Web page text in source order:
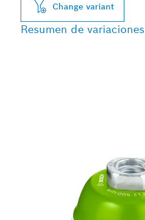
Change variant
Resumen de variaciones